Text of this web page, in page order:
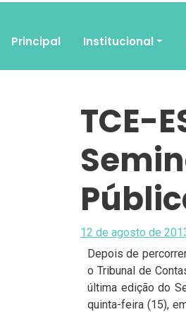
Principal Institucional
TCE-
12 de agosto de
Depois de
o Tribunal de
última edição do
quinta-feira (15),